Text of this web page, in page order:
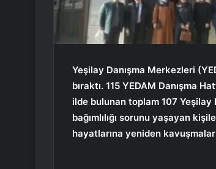
Yeşilay Danışma Merkezleri
bıraktı. 115 YEDAM Danışma
ilde bulunan toplam 107
bağımlılığı sorunu yaşayan
hayatlarına yeniden